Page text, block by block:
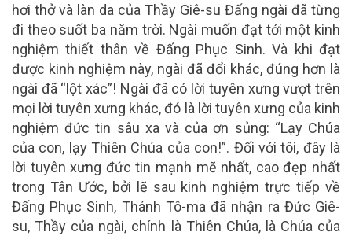
hơi thở và làn da của Thầy Giê-su Đấng ngài đã từng
đi theo suốt ba năm trời. Ngài muốn đạt tới một kinh
nghiệm thiết thân về Đấng Phục Sinh. Và khi đạt
được kinh nghiệm này, ngài đã đổi khác, đúng hơn là
ngài đã “lột xác”! Ngài đã có lời tuyên xưng vượt trên
mọi lời tuyên xưng khác, đó là lời tuyên xưng của kinh
nghiệm đức tin sâu xa và của ơn sủng: “Lạy Chúa
của con, lạy Thiên Chúa của con!”. Đối với tôi, đây là
lời tuyên xưng đức tin mạnh mẽ nhất, cao đẹp nhất
trong Tân Ước, bởi lẽ sau kinh nghiệm trực tiếp về
Đấng Phục Sinh, Thánh Tô-ma đã nhận ra Đức Giê-
su, Thầy của ngài, chính là Thiên Chúa, là Chúa của